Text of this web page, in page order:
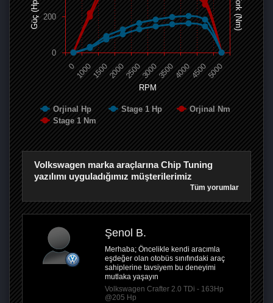
RPM
Güç (Hp) Tork (Nm)
Orjinal Hp Stage 1 Hp
Orjinal Nm
Stage 1 Nm
0 100015002000250030003500400045005000
0
200
Volkswagen marka araçlarına Chip Tuning
yazılımı uyguladığımız müşterilerimiz
Tüm yorumlar
Şenol B.
Merhaba; Öncelikle kendi aracımla
eşdeğer olan otobüs sınıfındaki araç
sahiplerine tavsiyem bu deneyimi
mutlaka yaşayın
Volkswagen Crafter 2.0 TDi - 163Hp
@205 Hp